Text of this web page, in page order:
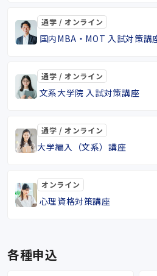
通学 / オンライン
国内MBA・MOT 入試対策講
通学 / オンライン
文系大学院 入試対策講座
通学 / オンライン
大学編入（文系）講座
オンライン
心理資格対策講座
各種申込